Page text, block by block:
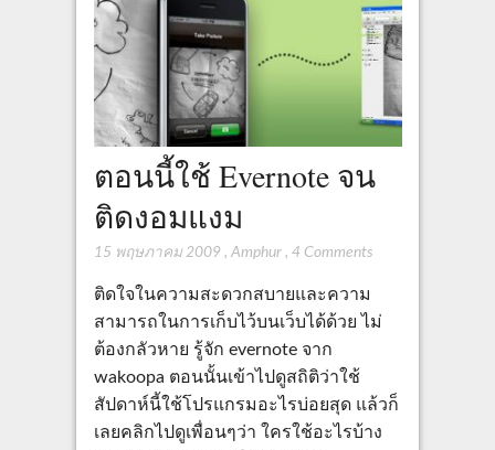
ตอนนี้ใช้ Evernote จน
ติดงอมแงม
15 พฤษภาคม 2009 , Amphur, 4 Comments
ติดใจในความสะดวกสบายและความ
สามารถในการเก็บไว้บนเว็บได้ด้วย ไม่
ต้องกลัวหาย รู้จัก evernote จาก
wakoopa ตอนนั้นเข้าไปดูสถิติว่าใช้
สัปดาห์นี้ใช้โปรแกรมอะไรบ่อยสุด แล้วก็
เลยคลิกไปดูเพื่อนๆว่า ใครใช้อะไรบ้าง